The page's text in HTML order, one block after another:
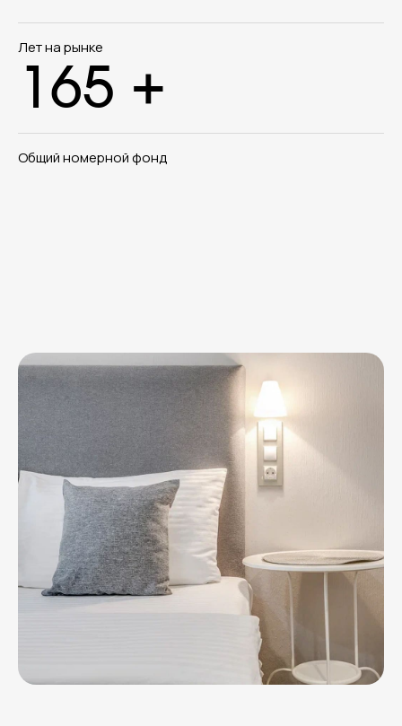
Лет на рынке
165 +
Общий номерной фонд